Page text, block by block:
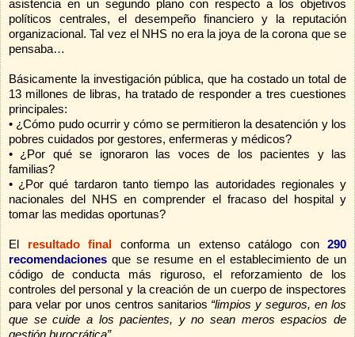
asistencia en un segundo plano con respecto a los objetivos
políticos centrales, el desempeño financiero y la reputación
organizacional. Tal vez el NHS no era la joya de la corona que se
pensaba…
Básicamente la investigación pública, que ha costado un total de
13 millones de libras, ha tratado de responder a tres cuestiones
principales:
• ¿Cómo pudo ocurrir y cómo se permitieron la desatención y los
pobres cuidados por gestores, enfermeras y médicos?
• ¿Por qué se ignoraron las voces de los pacientes y las
familias?
• ¿Por qué tardaron tanto tiempo las autoridades regionales y
nacionales del NHS en comprender el fracaso del hospital y
tomar las medidas oportunas?
El resultado final conforma un extenso catálogo con 290
recomendaciones que seresume en el establecimiento de un
código de conducta más riguroso, el reforzamiento de los
controles del personal y la creación de un cuerpo de inspectores
para velar por unos centros sanitarios “limpios y seguros, en los
que se cuide a los pacientes, y no sean meros espacios de